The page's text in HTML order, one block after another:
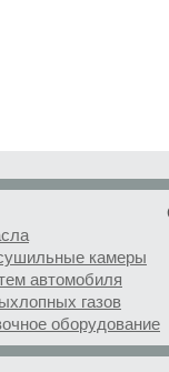
камеры
автомобиля
газов
оборудование